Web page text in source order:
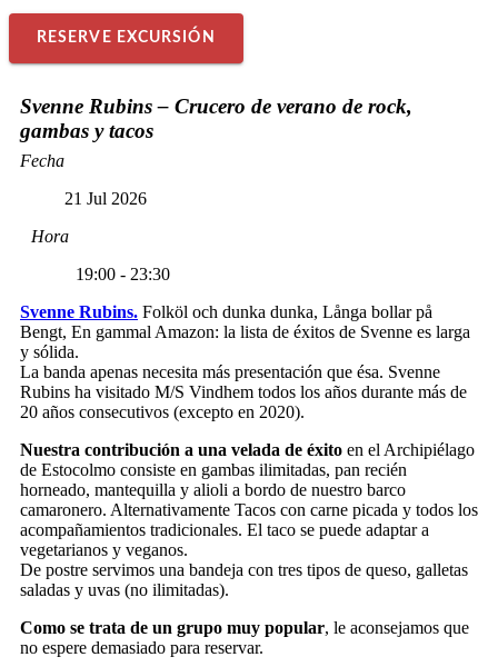
RESERVE EXCURSIÓN
Svenne Rubins – Crucero de verano de rock,
gambas y tacos
Fecha
21 Jul 2026
Hora
19:00 - 23:30
Svenne Rubins. Folköl och dunka dunka, Långa bollar på
Bengt, En gammal Amazon: la lista de éxitos de Svenne es larga
y sólida.
La banda apenas necesita más presentación que ésa. Svenne
Rubins ha visitado M/S Vindhem todos los años durante más de
20 años consecutivos (excepto en 2020).
Nuestra contribución a una velada de éxito en el Archipiélago
de Estocolmo consiste en gambas ilimitadas, pan recién
horneado, mantequilla y alioli a bordo de nuestro barco
camaronero. Alternativamente Tacos con carne picada y todos los
acompañamientos tradicionales. El taco se puede adaptar a
vegetarianos y veganos.
De postre servimos una bandeja con tres tipos de queso, galletas
saladas y uvas (no ilimitadas).
Como se trata de un grupo muy popular, le aconsejamos que
no espere demasiado para reservar.